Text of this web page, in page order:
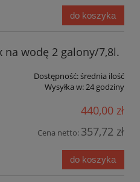
do koszyka
na wodę 2 galony/7,8l.
Dostępność:średnia ilość
Wysyłka w:24 godziny
440,00 zł
Cena netto: 357,72 zł
do koszyka